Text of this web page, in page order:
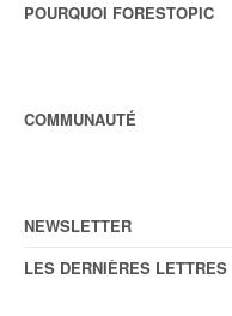
POURQUOI FORESTOPIC
COMMUNAUTÉ
NEWSLETTER
LES DERNIÈRES LETTRES